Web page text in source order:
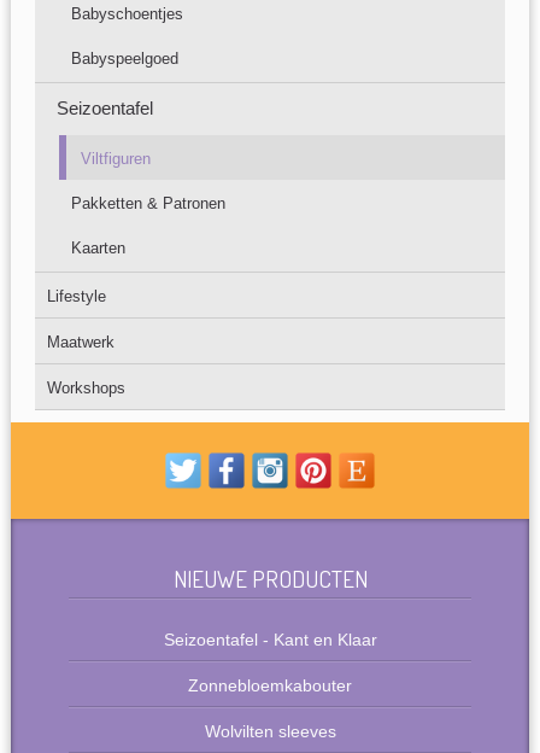
Babyschoentjes
Babyspeelgoed
Seizoentafel
Viltfiguren
Pakketten & Patronen
Kaarten
Lifestyle
Maatwerk
Workshops
NIEUWE PRODUCTEN
Seizoentafel - Kant en Klaar
Zonnebloemkabouter
Wolvilten sleeves